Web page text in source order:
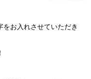
お入れさせていただき